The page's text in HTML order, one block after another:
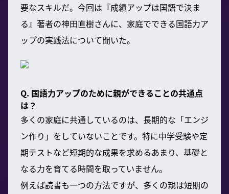
要なスキルだ。今回は『成績アップは国語で決ま
る』著者の神田直樹さんに、家庭でできる国語力ア
ップの実践法について聞いた。
Q. 国語力アップのために親ができることの共通点
は？
多くの家庭に共通しているのは、長期的な「エンジ
ン作り」をしていないことです。特に中学受験や定
期テストなど短期的な成果を求めるあまり、基礎と
なる力を育てる時間を取っていません。
例えば読書も一つの方法ですが、多くの親は短期の